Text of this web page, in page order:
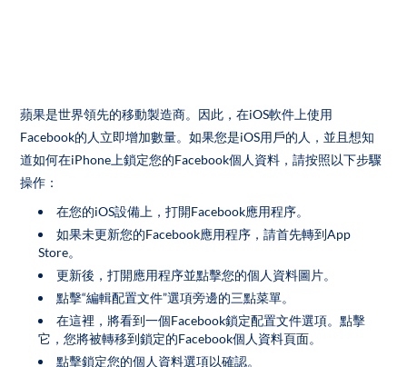
蘋果是世界領先的移動製造商。因此，在iOS軟件上使用
Facebook的人立即增加數量。如果您是iOS用戶的人，並且想知
道如何在iPhone上鎖定您的Facebook個人資料，請按照以下步驟
操作：
在您的iOS設備上，打開Facebook應用程序。
如果未更新您的Facebook應用程序，請首先轉到App
Store。
更新後，打開應用程序並點擊您的個人資料圖片。
點擊“編輯配置文件”選項旁邊的三點菜單。
在這裡，將看到一個Facebook鎖定配置文件選項。點擊
它，您將被轉移到鎖定的Facebook個人資料頁面。
點擊鎖定您的個人資料選項以確認。